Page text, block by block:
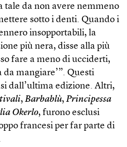
tale da non avere nemmeno
sotto i denti. Quando i
insopportabili, la
più nera, disse alla più
fare a meno di ucciderti,
da mangiare’”. Questi
dall’ultima edizione. Altri,
, Barbablù, Principessa
Okerlo, furono esclusi
francesi per far parte di